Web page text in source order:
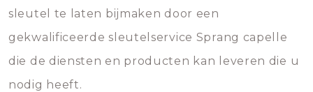
sleutel te laten bijmaken door een
gekwalificeerde sleutelservice Sprang capelle
die de diensten en producten kan leveren die u
nodig heeft.